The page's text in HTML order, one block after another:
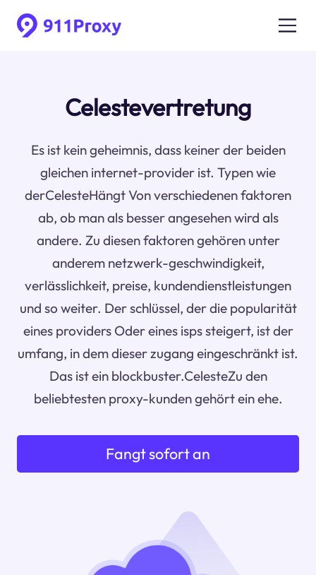
Celestevertretung
Es ist kein geheimnis, dass keiner der beiden
gleichen internet-provider ist. Typen wie
derCelesteHängt Von verschiedenen faktoren
ab, ob man als besser angesehen wird als
andere. Zu diesen faktoren gehören unter
anderem netzwerk-geschwindigkeit,
verlässlichkeit, preise, kundendienstleistungen
und so weiter. Der schlüssel, der die popularität
eines providers Oder eines isps steigert, ist der
umfang, in dem dieser zugang eingeschränkt ist.
Das ist ein blockbuster.CelesteZu den
beliebtesten proxy-kunden gehört ein ehe.
Fangt sofort an